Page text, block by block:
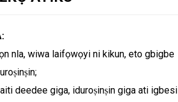
nla, wiwa laifọwọyi ni kikun, eto gbigbe
deedee giga, iduroṣinṣin giga ati igbesi